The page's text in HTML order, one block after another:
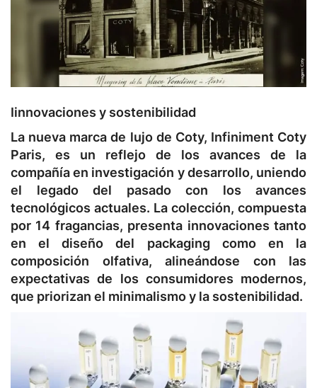
Iinnovaciones y sostenibilidad
La nueva marca de lujo de Coty, Infiniment Coty
Paris, es un reflejo de los avances de la
compañía en investigación y desarrollo, uniendo
el legado del pasado con los avances
tecnológicos actuales. La colección, compuesta
por 14 fragancias, presenta innovaciones tanto
en el diseño del packaging como en la
composición olfativa, alineándose con las
expectativas de los consumidores modernos,
que priorizan el minimalismo y la sostenibilidad.